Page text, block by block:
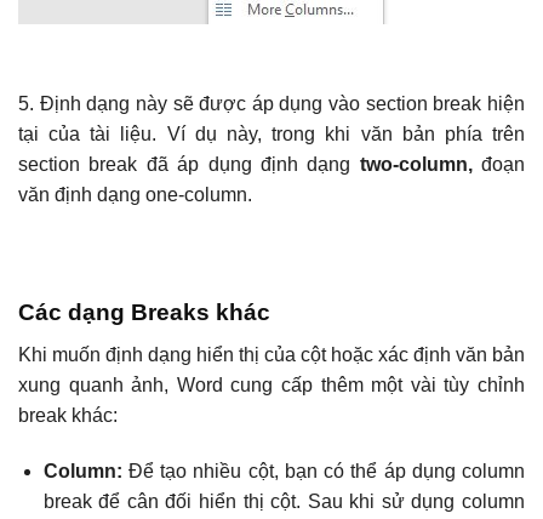
5. Định dạng này sẽ được áp dụng vào section break hiện
tại của tài liệu. Ví dụ này, trong khi văn bản phía trên
section break đã áp dụng định dạng two-column,đoạn
văn định dạng one-column.
Các dạng Breaks khác
Khi muốn định dạng hiển thị của cột hoặc xác định văn bản
xung quanh ảnh, Word cung cấp thêm một vài tùy chỉnh
break khác:
Column: Để tạo nhiều cột, bạn có thể áp dụng column
break để cân đối hiển thị cột. Sau khi sử dụng column